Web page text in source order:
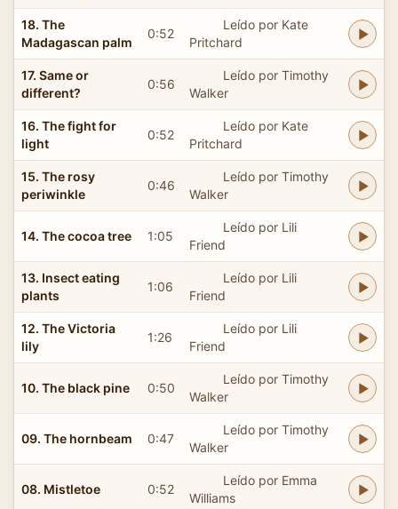
18. The
Madagascan palm
0:52
Leído por Kate
Pritchard
17. Same or
different?
0:56
Leído por Timothy
Walker
16. The fight for
light
0:52
Leído por Kate
Pritchard
15. The rosy
periwinkle
0:46
Leído por Timothy
Walker
14. The cocoa tree 1:05
Leído por Lili
Friend
13. Insect eating
plants
1:06
Leído por Lili
Friend
12. The Victoria
lily
1:26
Leído por Lili
Friend
10. The black pine 0:50
Leído por Timothy
Walker
09. The hornbeam 0:47
Leído por Timothy
Walker
08. Mistletoe 0:52
Leído por Emma
Williams